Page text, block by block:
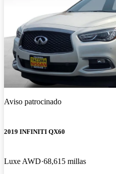
Aviso patrocinado
2019 INFINITI QX60
Luxe AWD 68,615 millas